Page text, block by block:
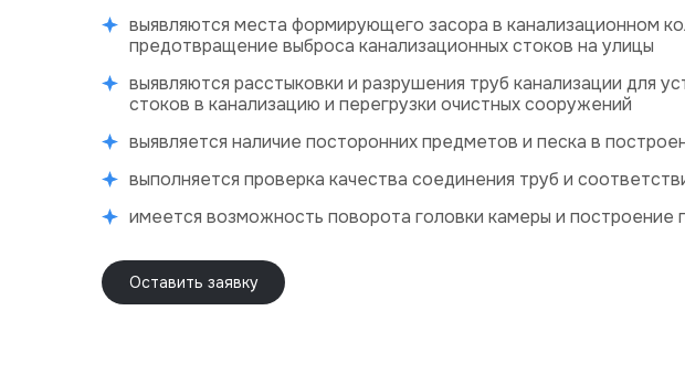
выявляются места формирующего засора в канализационном
предотвращение выброса канализационных стоков на улицы
выявляются расстыковки и разрушения труб канализации для
стоков в канализацию и перегрузки очистных сооружений
выявляется наличие посторонних предметов и песка в
Оставить заявку
выполняется проверка качества соединения труб и
имеется возможность поворота головки камеры и построение